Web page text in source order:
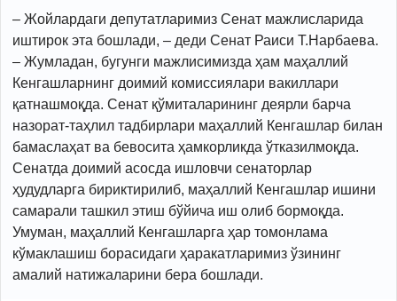
– Жойлардаги депутатларимиз Сенат мажлисларида
иштирок эта бошлади, – деди Сенат Раиси Т.Нарбаева.
– Жумладан, бугунги мажлисимизда ҳам маҳаллий
Кенгашларнинг доимий комиссиялари вакиллари
қатнашмоқда. Сенат қўмиталарининг деярли барча
назорат-таҳлил тадбирлари маҳаллий Кенгашлар билан
бамаслаҳат ва бевосита ҳамкорликда ўтказилмоқда.
Сенатда доимий асосда ишловчи сенаторлар
ҳудудларга бириктирилиб, маҳаллий Кенгашлар ишини
самарали ташкил этиш бўйича иш олиб бормоқда.
Умуман, маҳаллий Кенгашларга ҳар томонлама
кўмаклашиш борасидаги ҳаракатларимиз ўзининг
амалий натижаларини бера бошлади.